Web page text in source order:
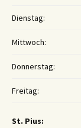
Dienstag:
Mittwoch:
Donnerstag:
Freitag:
St. Pius: